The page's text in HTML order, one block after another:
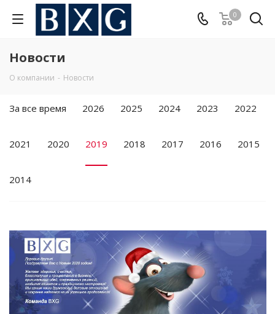
0
Новости
О компании - Новости
За все время 2026 2025 2024 2023 2022
2021 2020 2019 2018 2017 2016 2015
2014